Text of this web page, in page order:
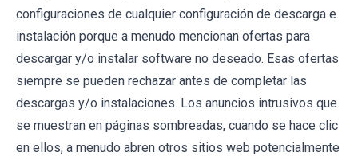
configuraciones de cualquier configuración de descarga e
instalación porque a menudo mencionan ofertas para
descargar y/o instalar software no deseado. Esas ofertas
siempre se pueden rechazar antes de completar las
descargas y/o instalaciones. Los anuncios intrusivos que
se muestran en páginas sombreadas, cuando se hace clic
en ellos, a menudo abren otros sitios web potencialmente